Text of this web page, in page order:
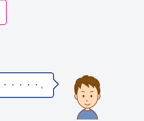
・・・・・。